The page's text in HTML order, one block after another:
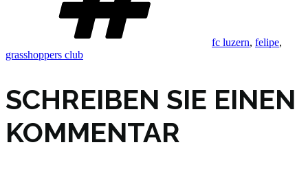
fc luzern, felipe,
grasshoppers club
SCHREIBEN SIE EINEN
KOMMENTAR